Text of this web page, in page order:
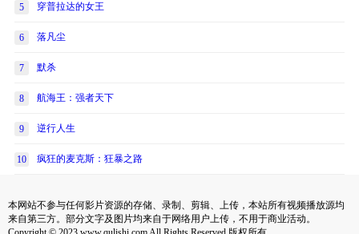
5 穿普拉达的女王
6 落凡尘
7 默杀
8 航海王：强者天下
9 逆行人生
10 疯狂的麦克斯：狂暴之路
本网站不参与任何影片资源的存储、录制、剪辑、上传，本站所有视频播放源均
来自第三方。部分文字及图片均来自于网络用户上传，不用于商业活动。